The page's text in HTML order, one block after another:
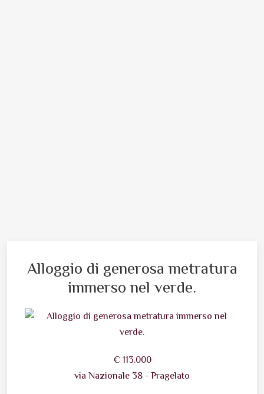
Alloggio di generosa metratura
immerso nel verde.
€ 113.000
via Nazionale 38 - Pragelato